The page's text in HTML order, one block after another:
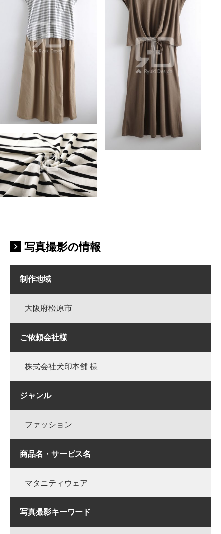
写真撮影の情報
制作地域
大阪府松原市
ご依頼会社様
株式会社犬印本舗 様
ジャンル
ファッション
商品名・サービス名
マタニティウェア
写真撮影キーワード